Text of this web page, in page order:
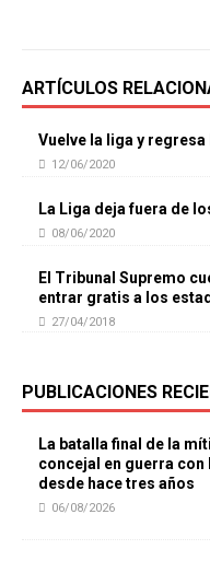
ARTÍCULOS
Vuelve la liga y
12/06/2020
La Liga deja fuera de
08/06/2020
El Tribunal Supremo
entrar gratis a los
27/04/2018
PUBLICACIONES
La batalla final de la
concejal en guerra
desde hace tres años
06/08/2026